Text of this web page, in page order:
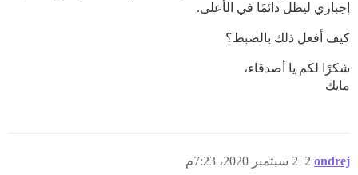
إجباري ليظل دائمًا في الأعلى.
كيف أفعل ذلك بالضبط؟
شكرًا لكم يا أصدقاء،
مايك
ondrej 2 سبتمبر 2020، 7:23م 2